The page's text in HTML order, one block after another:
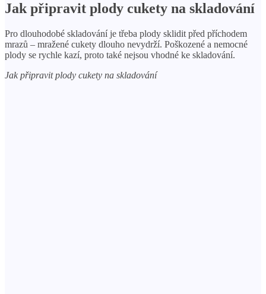
Jak připravit plody cukety na skladování
Pro dlouhodobé skladování je třeba plody sklidit před příchodem
mrazů – mražené cukety dlouho nevydrží. Poškozené a nemocné
plody se rychle kazí, proto také nejsou vhodné ke skladování.
Jak připravit plody cukety na skladování